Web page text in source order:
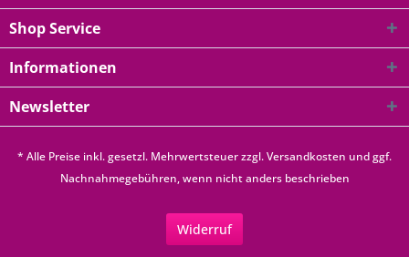
Shop Service
Informationen
Newsletter
* Alle Preise inkl. gesetzl. Mehrwertsteuer zzgl.Versandkosten und ggf.
Nachnahmegebühren, wenn nicht anders beschrieben
Widerruf